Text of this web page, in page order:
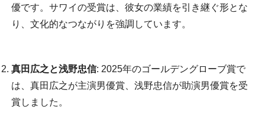
優です。サワイの受賞は、彼女の業績を引き継ぐ形とな
り、文化的なつながりを強調しています。
真田広之と浅野忠信: 2025年のゴールデングローブ賞で
は、真田広之が主演男優賞、浅野忠信が助演男優賞を受
賞しました。